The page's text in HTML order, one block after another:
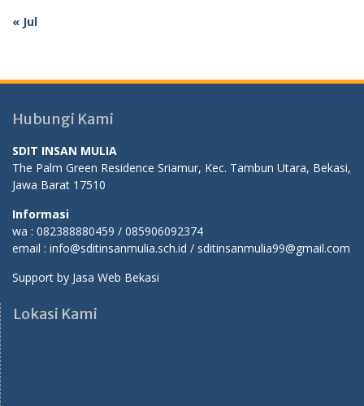
« Jul
Hubungi Kami
SDIT INSAN MULIA
The Palm Green Residence Sriamur, Kec. Tambun Utara, Bekasi,
Jawa Barat 17510
Informasi
wa : 082388880459 / 085906092374
email : info@sditinsanmulia.sch.id / sditinsanmulia99@gmail.com
Support by Jasa Web Bekasi
Lokasi Kami